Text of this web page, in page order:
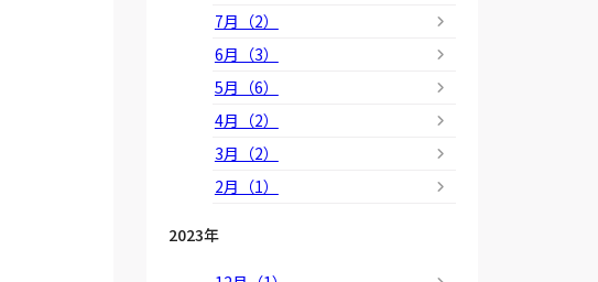
7月（2）
6月（3）
5月（6）
4月（2）
3月（2）
2月（1）
2023年